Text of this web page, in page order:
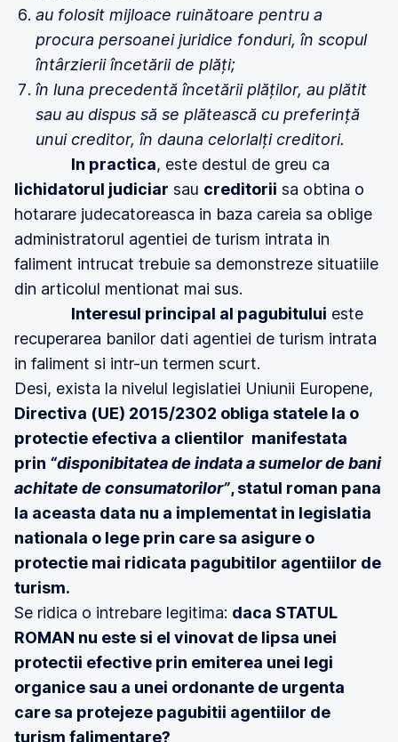
au folosit mijloace ruinătoare pentru a
procura persoanei juridice fonduri, în scopul
întârzierii încetării de plăți;
în luna precedentă încetării plăților, au plătit
sau au dispus să se plătească cu preferință
unui creditor, în dauna celorlalți creditori.
In practica, este destul de greu ca
lichidatorul judiciar sau creditorii sa obtina o
hotarare judecatoreasca in baza careia sa oblige
administratorul agentiei de turism intrata in
faliment intrucat trebuie sa demonstreze situatiile
din articolul mentionat mai sus.
Interesul principal al pagubitului este
recuperarea banilor dati agentiei de turism intrata
in faliment si intr-un termen scurt.
Desi, exista la nivelul legislatiei Uniunii Europene,
Directiva (UE) 2015/2302 obliga statele la o
protectie efectiva a clientilor manifestata
prin “disponibitatea de indata a sumelor de bani
achitate de consumatorilor”, statul roman pana
la aceasta data nu a implementat in legislatia
nationala o lege prin care sa asigure o
protectie mai ridicata pagubitilor agentiilor de
turism.
Se ridica o intrebare legitima: daca STATUL
ROMAN nu este si el vinovat de lipsa unei
protectii efective prin emiterea unei legi
organice sau a unei ordonante de urgenta
care sa protejeze pagubitii agentiilor de
turism falimentare?